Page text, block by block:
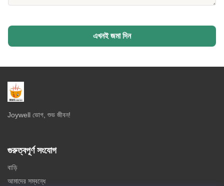
এখনই জমা দিন
Joywell ভোগ, শুভ জীবন!
গুরুত্বপূর্ণ সংযোগ
বাড়ি
আমাদের সম্বন্ধে